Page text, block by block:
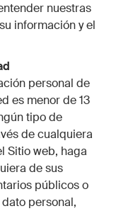
nuestras
información y el
personal de
es menor de 13
tipo de
de cualquiera
Sitio web, haga
de sus
públicos o
personal,